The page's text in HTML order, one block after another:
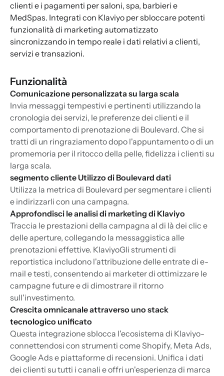
clienti e i pagamenti per saloni, spa, barbieri e
MedSpas. Integrati con Klaviyo per sbloccare potenti
funzionalità di marketing automatizzato
sincronizzando in tempo reale i dati relativi a clienti,
servizi e transazioni.
Funzionalità
Comunicazione personalizzata su larga scala
Invia messaggi tempestivi e pertinenti utilizzando la
cronologia dei servizi, le preferenze dei clienti e il
comportamento di prenotazione di Boulevard. Che si
tratti di un ringraziamento dopo l'appuntamento o di un
promemoria per il ritocco della pelle, fidelizza i clienti su
larga scala.
segmento cliente Utilizzo di Boulevard dati
Utilizza la metrica di Boulevard per segmentare i clienti
e indirizzarli con una campagna.
Approfondisci le analisi di marketing di Klaviyo
Traccia le prestazioni della campagna al di là dei clic e
delle aperture, collegando la messaggistica alle
prenotazioni effettive. KlaviyoGli strumenti di
reportistica includono l'attribuzione delle entrate di e-
mail e testi, consentendo ai marketer di ottimizzare le
campagne future e di dimostrare il ritorno
sull'investimento.
Crescita omnicanale attraverso uno stack
tecnologico unificato
Questa integrazione sblocca l'ecosistema di Klaviyo-
connettendosi con strumenti come Shopify, Meta Ads,
Google Ads e piattaforme di recensioni. Unifica i dati
dei clienti su tutti i canali e offri un'esperienza di marca